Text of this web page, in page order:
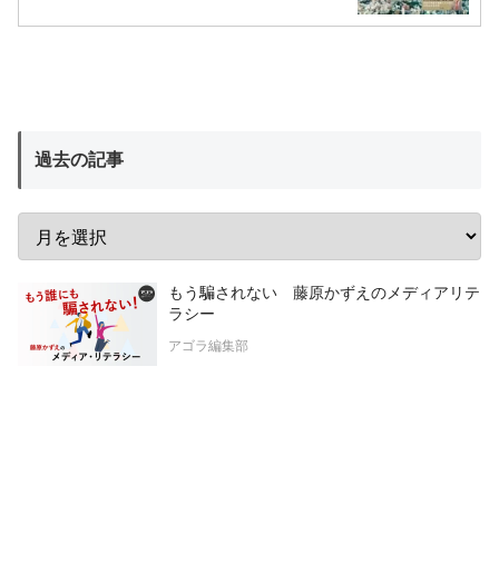
過去の記事
もう騙されない 藤原かずえのメディアリテ
ラシー
アゴラ編集部